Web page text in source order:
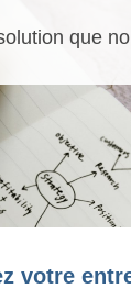
que
votre